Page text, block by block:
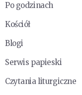
Po godzinach
Kościół
Blogi
Serwis papieski
Czytania liturgiczne